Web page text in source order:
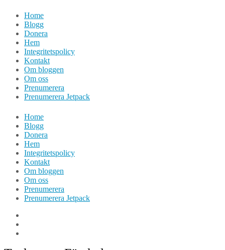
Hoppa
innehåll
Home
Blogg
Donera
Hem
Integritetspolicy
Kontakt
Om bloggen
Om oss
Prenumerera
Prenumerera Jetpack
Home
Blogg
Donera
Hem
Integritetspolicy
Kontakt
Om bloggen
Om oss
Prenumerera
Prenumerera Jetpack